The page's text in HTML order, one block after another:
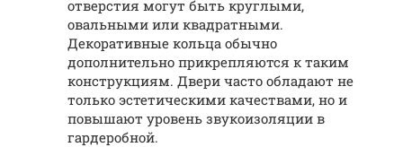
отверстия могут быть круглыми,
овальными или квадратными.
Декоративные кольца обычно
дополнительно прикрепляются к таким
конструкциям. Двери часто обладают не
только эстетическими качествами, но и
повышают уровень звукоизоляции в
гардеробной.